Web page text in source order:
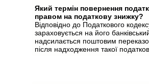
Який термін повернення
правом на податкову знижку?
Відповідно до Податкового
зараховується на його
надсилається поштовим
після надходження такої